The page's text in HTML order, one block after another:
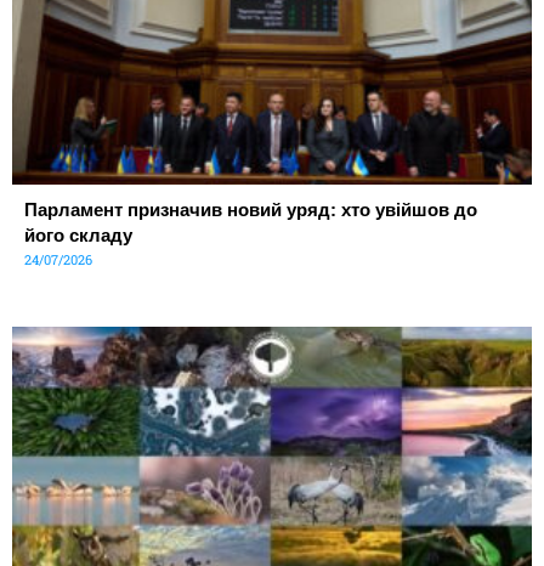
Парламент призначив новий уряд: хто увійшов до
його складу
24/07/2026